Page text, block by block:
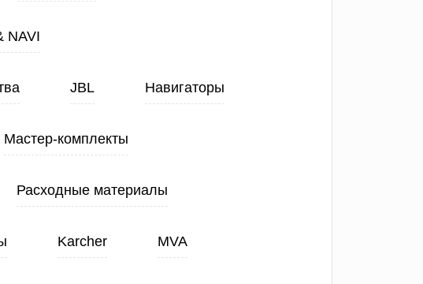
NAVI
JBL Навигаторы
Мастер-комплекты
Расходные материалы
Karcher MVA